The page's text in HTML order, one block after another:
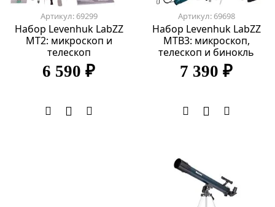
Артикул: 69299
Набор Levenhuk LabZZ
MT2: микроскоп и
телескоп
6 590 ₽
Артикул: 69698
Набор Levenhuk LabZZ
MTВ3: микроскоп,
телескоп и бинокль
7 390 ₽